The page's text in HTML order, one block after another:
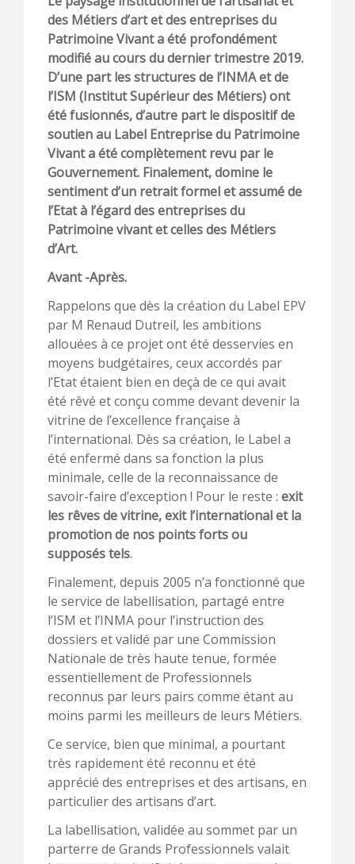
des Métiers d’art et des entreprises du
Patrimoine Vivant a été profondément
modifié au cours du dernier trimestre 2019.
D’une part les structures de l’INMA et de
l’ISM (Institut Supérieur des Métiers) ont
été fusionnés, d’autre part le dispositif de
soutien au Label Entreprise du Patrimoine
Vivant a été complètement revu par le
Gouvernement. Finalement, domine le
sentiment d’un retrait formel et assumé de
l’Etat à l’égard des entreprises du
Patrimoine vivant et celles des Métiers
d’Art.
Avant -Après.
Rappelons que dès la création du Label EPV
par M Renaud Dutreil, les ambitions
allouées à ce projet ont été desservies en
moyens budgétaires, ceux accordés par
l’Etat étaient bien en deçà de ce qui avait
été rêvé et conçu comme devant devenir la
vitrine de l’excellence française à
l’international. Dès sa création, le Label a
été enfermé dans sa fonction la plus
minimale, celle de la reconnaissance de
savoir-faire d’exception ! Pour le reste : exit
les rêves de vitrine, exit l’international et la
promotion de nos points forts ou
supposés tels.
Finalement, depuis 2005 n’a fonctionné que
le service de labellisation, partagé entre
l’ISM et l’INMA pour l’instruction des
dossiers et validé par une Commission
Nationale de très haute tenue, formée
essentiellement de Professionnels
reconnus par leurs pairs comme étant au
moins parmi les meilleurs de leurs Métiers.
Ce service, bien que minimal, a pourtant
très rapidement été reconnu et été
apprécié des entreprises et des artisans, en
particulier des artisans d’art.
La labellisation, validée au sommet par un
parterre de Grands Professionnels valait